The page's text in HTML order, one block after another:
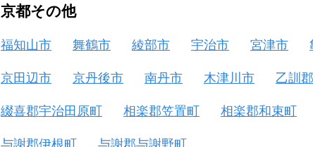
京都その他
福知山市 舞鶴市 綾部市 宇治市 宮津市
京田辺市 京丹後市 南丹市 木津川市 乙訓
綴喜郡宇治田原町 相楽郡笠置町 相楽郡和束町
与謝郡伊根町 与謝郡与謝野町